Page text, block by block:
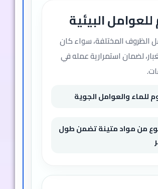
البيئية
الظروف المختلفة، سواء كان
لضمان استمرارية عمله في
للماء والعوامل الجوية
من مواد متينة تضمن طول